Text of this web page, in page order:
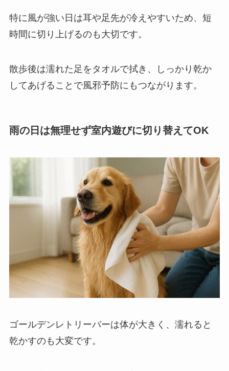
特に風が強い日は耳や足先が冷えやすいため、短
時間に切り上げるのも大切です。
散歩後は濡れた足をタオルで拭き、しっかり乾か
してあげることで風邪予防にもつながります。
雨の日は無理せず室内遊びに切り替えてOK
ゴールデンレトリーバーは体が大きく、濡れると
乾かすのも大変です。